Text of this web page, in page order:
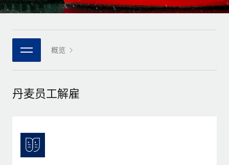
团队的内置核心人力资源功能
连接 新的
使用我们的 MCP 将任何人工智能工具与 Remote 平台相连
借助核心业务工具简化流程
咨询专家
获得全球人力资源与合规方面的专家帮助
企业
与我们携手合作
战略技术合作伙伴
Remote Build
集成与人工智能自动化咨询
人力资源术语表
核对表和模板
职位描述库
网络研讨会
活动
薪金与人才洞察
洞察中心
Italiano
Português (Portugal)
日本語
한국어
概览
丹麦员工解雇